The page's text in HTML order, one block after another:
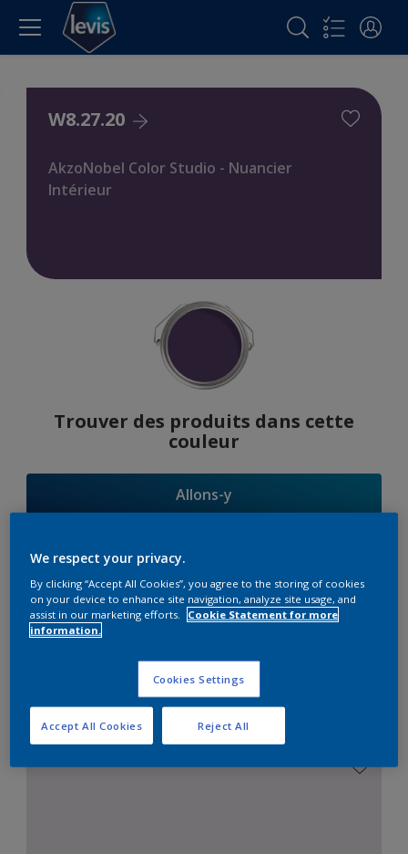
W8.27.20
AkzoNobel Color Studio - Nuancier
Intérieur
Trouver des produits dans cette
couleur
Allons-y
Suggestions
d'Harmonies
Le Blanc Parfait
We respect your privacy.
By clicking “Accept All Cookies”, you agree to the storing of cookies
on your device to enhance site navigation, analyze site usage, and
assist in our marketing efforts.
Cookie Statement for more
information.
Cookies Settings
Reject All
Accept All Cookies